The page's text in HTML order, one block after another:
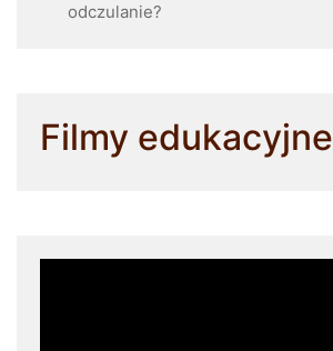
odczulanie?
Filmy edukacyjne